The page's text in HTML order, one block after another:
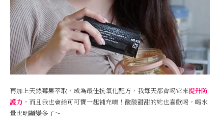
再加上天然莓果萃取，成為最佳抗氧化配方，我每天都會喝它來提升防
護力 ，而且我也會給可可寶一起補充唷！酸酸甜甜的她也喜歡喝，喝水
量也明顯變多了～